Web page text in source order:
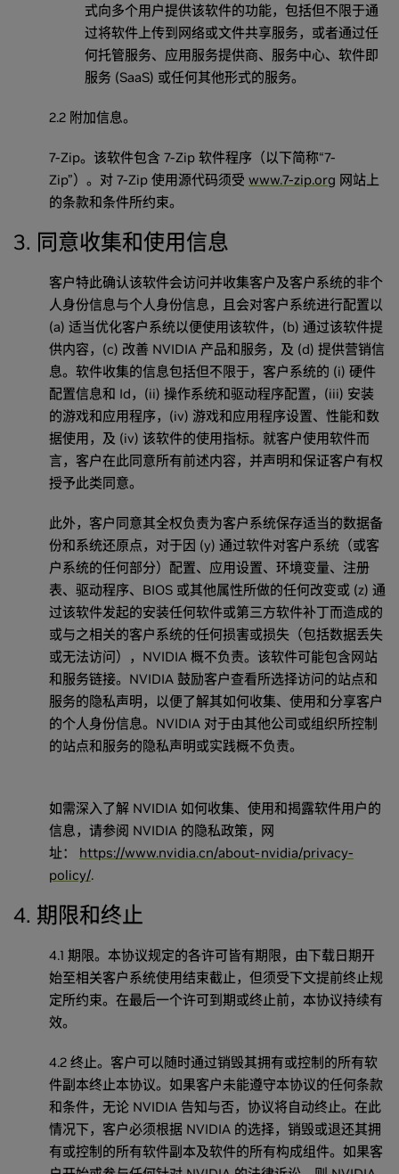
式向多个用户提供该软件的功能，包括但不限于通
过将软件上传到网络或文件共享服务，或者通过任
何托管服务、应用服务提供商、服务中心、软件即
服务 (SaaS) 或任何其他形式的服务。
2.2 附加信息。
7-Zip。该软件包含 7-Zip 软件程序（以下简称“7-
Zip”）。对 7-Zip 使用源代码须受 www.7-zip.org 网站上
的条款和条件所约束。
3. 同意收集和使用信息
客户特此确认该软件会访问并收集客户及客户系统的非个
人身份信息与个人身份信息，且会对客户系统进行配置以
(a) 适当优化客户系统以便使用该软件，(b) 通过该软件提
供内容，(c) 改善 NVIDIA 产品和服务，及 (d) 提供营销信
息。软件收集的信息包括但不限于，客户系统的 (i) 硬件
配置信息和 Id，(ii) 操作系统和驱动程序配置，(iii) 安装
的游戏和应用程序，(iv) 游戏和应用程序设置、性能和数
据使用，及 (iv) 该软件的使用指标。就客户使用软件而
言，客户在此同意所有前述内容，并声明和保证客户有权
授予此类同意。
此外，客户同意其全权负责为客户系统保存适当的数据备
份和系统还原点，对于因 (y) 通过软件对客户系统（或客
户系统的任何部分）配置、应用设置、环境变量、注册
表、驱动程序、BIOS 或其他属性所做的任何改变或 (z) 通
过该软件发起的安装任何软件或第三方软件补丁而造成的
或与之相关的客户系统的任何损害或损失（包括数据丢失
或无法访问），NVIDIA 概不负责。该软件可能包含网站
和服务链接。NVIDIA 鼓励客户查看所选择访问的站点和
服务的隐私声明，以便了解其如何收集、使用和分享客户
的个人身份信息。NVIDIA 对于由其他公司或组织所控制
的站点和服务的隐私声明或实践概不负责。
如需深入了解 NVIDIA 如何收集、使用和揭露软件用户的
信息，请参阅 NVIDIA 的隐私政策，网
址： https://www.nvidia.cn/about-nvidia/privacy-
policy/.
4. 期限和终止
4.1 期限。本协议规定的各许可皆有期限，由下载日期开
始至相关客户系统使用结束截止，但须受下文提前终止规
定所约束。在最后一个许可到期或终止前，本协议持续有
效。
4.2 终止。客户可以随时通过销毁其拥有或控制的所有软
件副本终止本协议。如果客户未能遵守本协议的任何条款
和条件，无论 NVIDIA 告知与否，协议将自动终止。在此
情况下，客户必须根据 NVIDIA 的选择，销毁或退还其拥
有或控制的所有软件副本及软件的所有构成组件。如果客